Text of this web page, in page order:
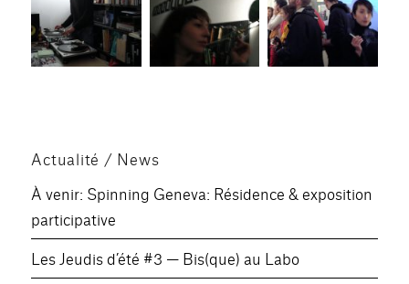
Actualité / News
À venir: Spinning Geneva: Résidence & exposition
participative
Les Jeudis d’été #3 — Bis(que) au Labo